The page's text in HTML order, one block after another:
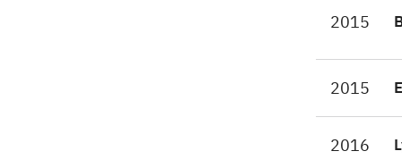
2015
2015
2016